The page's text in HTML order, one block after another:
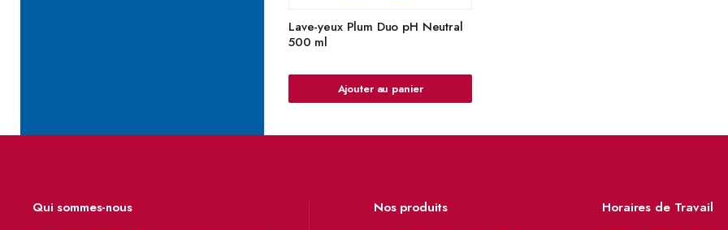
Lave-yeux Plum Duo pH Neutral
500 ml
Ajouter au panier
Qui sommes-nous Nos produits Horaires de Travail